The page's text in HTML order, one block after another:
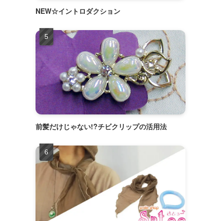
NEW☆イントロダクション
前髪だけじゃない!?チビクリップの活用法